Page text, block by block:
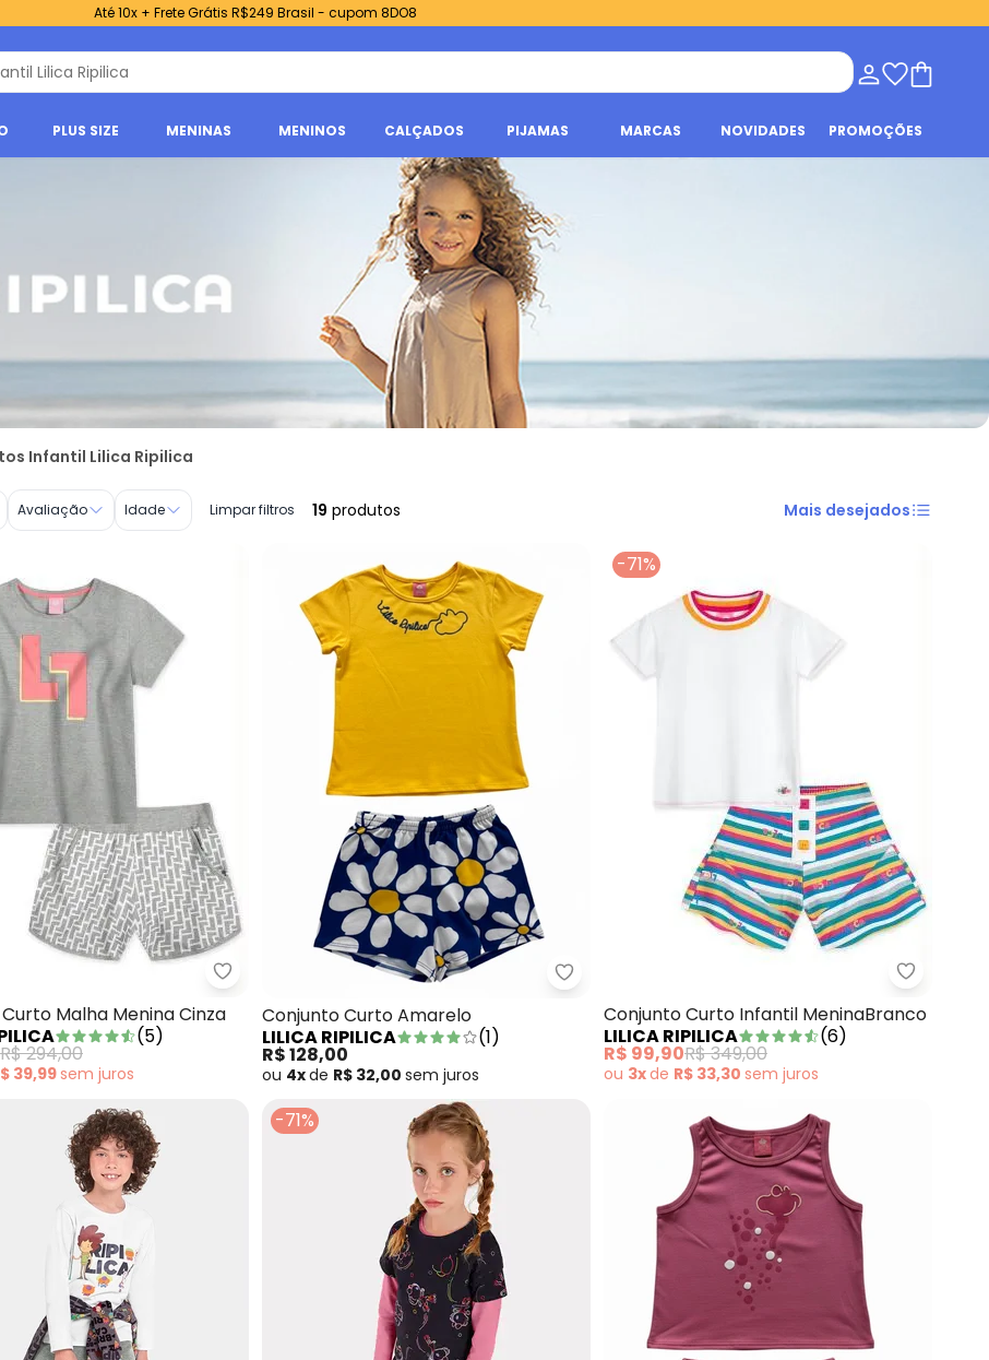
Até 10x + Frete Grátis R$249 Brasil - cupom 8DO8
PLUS SIZE MENINAS MENINOS CALÇADOS PIJAMAS MARCAS NOVIDADES PROMOÇÕES
Infantil Lilica Ripilica
Avaliação Idade Limpar filtros 19 produtos Mais desejados
Curto Rosa
Lilica Ripilica - Conjunto Curto Malha Menina Cinza
Malha Menina Cinza
(5)
R$ 294,00
39,99sem juros
Lilica Ripilica - Conjunto Curto Amarelo
Conjunto Curto Amarelo
LILICA RIPILICA
(1)
R$ 128,00
ou 4xde R$ 32,00 sem juros
-71%
Lilica
Conjunto Curto Infantil MeninaBranco
LILICA RIPILICA
(6)
R$ 99,90R$ 349,00
ou 3xde R$ 33,30 sem juros
-71%